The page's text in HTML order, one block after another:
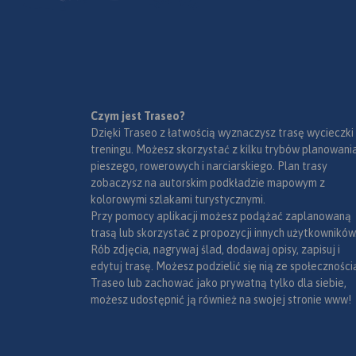
Czym jest Traseo?
Dzięki Traseo z łatwością wyznaczysz trasę wycieczki
treningu. Możesz skorzystać z kilku trybów
pieszego, rowerowych i narciarskiego. Plan trasy
zobaczysz na autorskim podkładzie mapowym z
kolorowymi szlakami turystycznymi.
Przy pomocy aplikacji możesz podążać zaplanowaną
trasą lub skorzystać z propozycji innych
Rób zdjęcia, nagrywaj ślad, dodawaj opisy, zapisuj i
edytuj trasę. Możesz podzielić się nią ze
Traseo lub zachować jako prywatną tylko dla siebie,
możesz udostępnić ją również na swojej stronie www!